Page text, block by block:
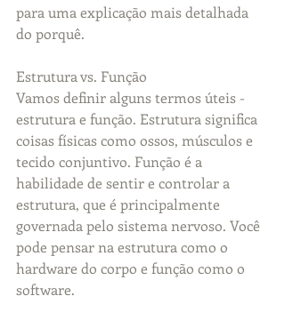
para uma explicação mais detalhada
do porquê.
Estrutura vs. Função
Vamos definir alguns termos úteis -
estrutura e função. Estrutura significa
coisas físicas como ossos, músculos e
tecido conjuntivo. Função é a
habilidade de sentir e controlar a
estrutura, que é principalmente
governada pelo sistema nervoso. Você
pode pensar na estrutura como o
hardware do corpo e função como o
software.